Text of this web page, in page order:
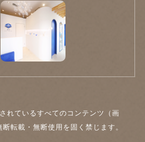
れているすべてのコンテンツ（画
転載・無断使用を固く禁じます。